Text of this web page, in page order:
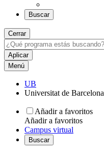
Buscar
Cerrar
Menú
UB
Universitat de Barcelona
Añadir a favoritos
Añadir a favoritos
Campus virtual
Buscar